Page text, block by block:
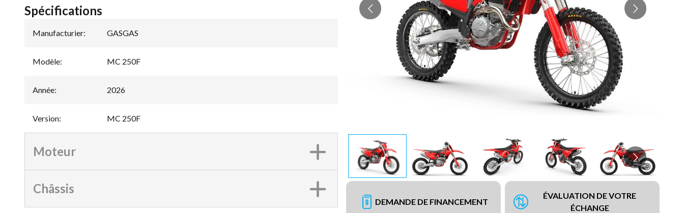
DEMANDE DE FINANCEMENT
ÉVALUATION DE VOTRE
ÉCHANGE
Spécifications
Manufacturier: GASGAS
Modèle: MC 250F
Année: 2026
Version: MC 250F
Moteur
Châssis